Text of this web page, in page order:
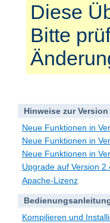
Diese
Bitte
Hinweise zur Version
Neue Funktionen in
Neue Funktionen in
Neue Funktionen in
Upgrade auf Version
Apache-Lizenz
Kompilieren und